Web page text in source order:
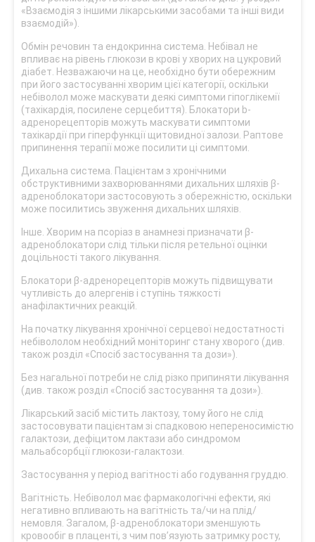
«Взаємодія з іншими лікарськими засобами та інші види
взаємодій»).
Обмін речовин та ендокринна система. Небівал не
впливає на рівень глюкози в крові у хворих на цукровий
діабет. Незважаючи на це, необхідно бути обережним
при його застосуванні хворим цієї категорії, оскільки
небіволол може маскувати деякі симптоми гіпоглікемії
(тахікардія, посилене серцебиття). Блокатори b-
адренорецепторів можуть маскувати симптоми
тахікардії при гіперфункції щитовидної залози. Раптове
припинення терапії може посилити ці симптоми.
Дихальна система. Пацієнтам з хронічними
обструктивними захворюваннями дихальних шляхів β-
адреноблокатори застосовують з обережністю, оскільки
може посилитись звуження дихальних шляхів.
Інше. Хворим на псоріаз в анамнезі призначати β-
адреноблокатори слід тільки після ретельної оцінки
доцільності такого лікування.
Блокатори β-адренорецепторів можуть підвищувати
чутливість до алергенів і ступінь тяжкості
анафілактичних реакцій.
На початку лікування хронічної серцевої недостатності
небівололом необхідний моніторинг стану хворого (див.
також розділ «Спосіб застосування та дози»).
Без нагальної потреби не слід різко припиняти лікування
(див. також розділ «Спосіб застосування та дози»).
Лікарський засіб містить лактозу, тому його не слід
застосовувати пацієнтам зі спадковою непереносимістю
галактози, дефіцитом лактази або синдромом
мальабсорбції глюкози-галактози.
Застосування у період вагітності або годування груддю.
Вагітність. Небіволол має фармакологічні ефекти, які
негативно впливають на вагітність та/чи на плід/
немовля. Загалом, β-адреноблокатори зменшують
кровообіг в плаценті, з чим пов’язують затримку росту,